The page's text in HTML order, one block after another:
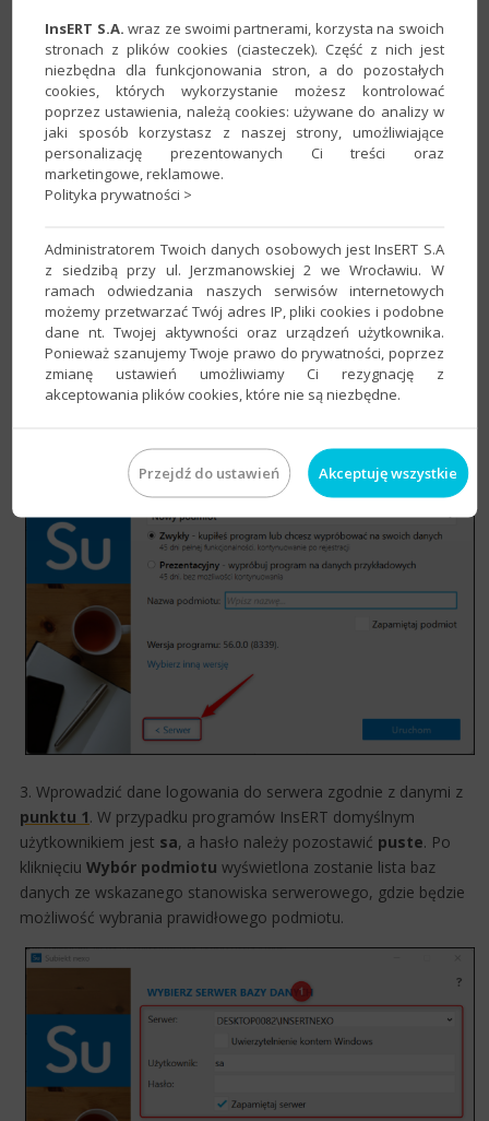
Stanowisko klienckie
2. ​Uruchomić program na stanowiskuklienckimi przejść do
oknawyboru serwera . Można to zrobić uruchamiając
program z przytrzymanym lewym klawiszemCtrl, lub klikając
3.​ Wprowadzić dane logowania do serwera zgodnie z danymi z
punkt​u 1​. W przypadku programów InsERT domyślnym
użytkownikiem jest sa, a hasło należy pozostawić puste. Po
kliknięciu Wybór podmiotu wyświetlona zostanie lista baz
danych ze wskazanego stanowiska serwerowego, gdzie będzie
możliwość wybrania prawidłowego podmiotu.​
InsERT S.A. wraz ze swoimi partnerami, korzysta na swoich
stronach z plików cookies (ciasteczek). Część z nich jest
niezbędna dla funkcjonowania stron, a do pozostałych
cookies, których wykorzystanie możesz kontrolować
poprzez ustawienia, należą cookies: używane do analizy w
jaki sposób korzystasz z naszej strony, umożliwiające
personalizację prezentowanych Ci treści oraz
marketingowe, reklamowe.
Polityka prywatności >
Administratorem Twoich danych osobowych jest InsERT S.A
z siedzibą przy ul. Jerzmanowskiej 2 we Wrocławiu. W
ramach odwiedzania naszych serwisów internetowych
możemy przetwarzać Twój adres IP, pliki cookies i podobne
dane nt. Twojej aktywności oraz urządzeń użytkownika.
Ponieważ szanujemy Twoje prawo do prywatności, poprzez
zmianę ustawień umożliwiamy Ci rezygnację z
akceptowania plików cookies, które nie są niezbędne.
Przejdź do ustawień Akceptuję wszystkie